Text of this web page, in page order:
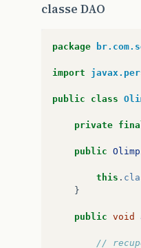
public
public
public
void
private
public
return
}
public
this
}
classe DAO
package
import
public class
private
public
this .
}
public void
//